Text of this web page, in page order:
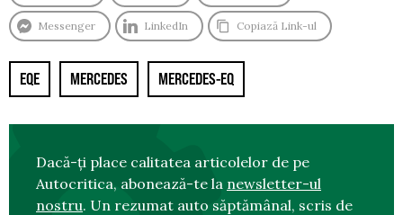
Messenger LinkedIn Copiază Link-ul
EQE MERCEDES MERCEDES-EQ
Dacă-ți place calitatea articolelor de pe
Autocritica, abonează-te la newsletter-ul
nostru. Un rezumat auto săptămânal, scris de